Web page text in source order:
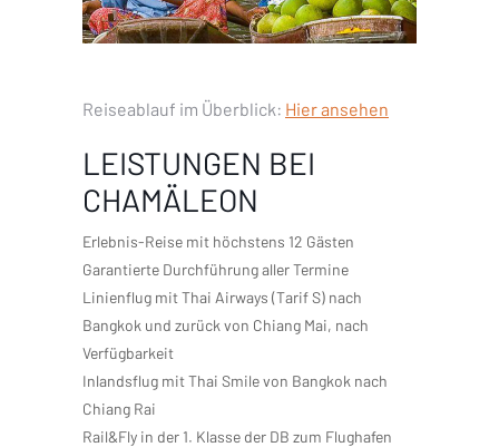
Reiseablauf im Überblick: Hier ansehen
LEISTUNGEN BEI
CHAMÄLEON
Erlebnis-Reise mit höchstens 12 Gästen
Garantierte Durchführung aller Termine
Linienflug mit Thai Airways (Tarif S) nach
Bangkok und zurück von Chiang Mai, nach
Verfügbarkeit
Inlandsflug mit Thai Smile von Bangkok nach
Chiang Rai
Rail&Fly in der 1. Klasse der DB zum Flughafen